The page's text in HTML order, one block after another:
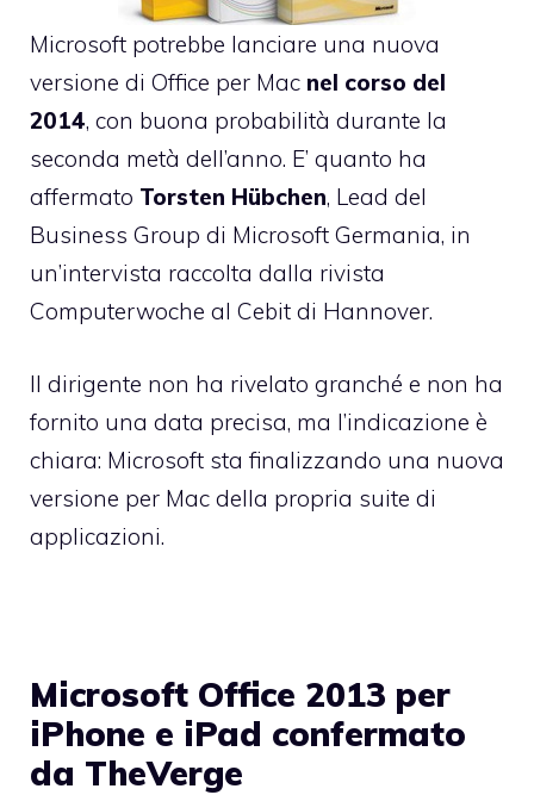
Microsoft potrebbe lanciare una nuova
versione di Office per Mac nel corso del
2014, con buona probabilità durante la
seconda metà dell’anno. E’ quanto ha
affermato Torsten Hübchen, Lead del
Business Group di Microsoft Germania, in
un’intervista raccolta dalla rivista
Computerwoche al Cebit di Hannover.
Il dirigente non ha rivelato granché e non ha
fornito una data precisa, ma l’indicazione è
chiara: Microsoft sta finalizzando una nuova
versione per Mac della propria suite di
applicazioni.
Microsoft Office 2013 per
iPhone e iPad confermato
da TheVerge